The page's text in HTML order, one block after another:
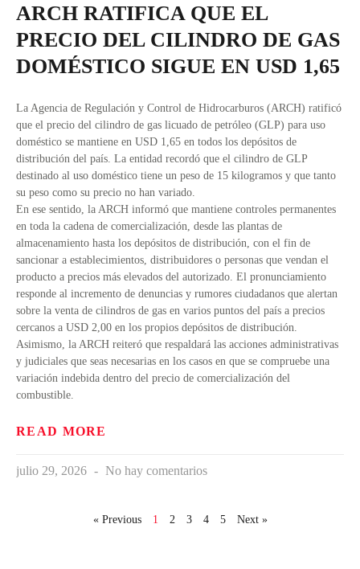
ARCH RATIFICA QUE EL
PRECIO DEL CILINDRO DE GAS
DOMÉSTICO SIGUE EN USD 1,65
La Agencia de Regulación y Control de Hidrocarburos (ARCH) ratificó
que el precio del cilindro de gas licuado de petróleo (GLP) para uso
doméstico se mantiene en USD 1,65 en todos los depósitos de
distribución del país. La entidad recordó que el cilindro de GLP
destinado al uso doméstico tiene un peso de 15 kilogramos y que tanto
su peso como su precio no han variado.
En ese sentido, la ARCH informó que mantiene controles permanentes
en toda la cadena de comercialización, desde las plantas de
almacenamiento hasta los depósitos de distribución, con el fin de
sancionar a establecimientos, distribuidores o personas que vendan el
producto a precios más elevados del autorizado. El pronunciamiento
responde al incremento de denuncias y rumores ciudadanos que alertan
sobre la venta de cilindros de gas en varios puntos del país a precios
cercanos a USD 2,00 en los propios depósitos de distribución.
Asimismo, la ARCH reiteró que respaldará las acciones administrativas
y judiciales que seas necesarias en los casos en que se compruebe una
variación indebida dentro del precio de comercialización del
combustible.
READ MORE
julio 29, 2026 No hay comentarios
« Previous 1 2 3 4 5 Next »